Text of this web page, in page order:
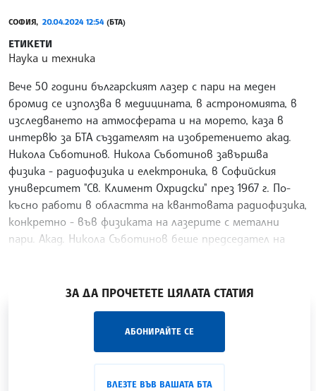
СОФИЯ, 20.04.2024 12:54 (БТА)
ЕТИКЕТИ
Наука и техника
Вече 50 години българският лазер с пари на меден
бромид се използва в медицината, в астрономията, в
изследването на атмосферата и на морето, каза в
интервю за БТА създателят на изобретението акад.
Никола Съботинов. Никола Съботинов завършва
физика - радиофизика и електроника, в Софийския
университет "Св. Климент Охридски" през 1967 г. По-
късно работи в областта на квантовата радиофизика,
конкретно - във физиката на лазерите с метални
пари. Акад. Никола Съботинов беше председател на
ЗА ДА ПРОЧЕТЕТЕ ЦЯЛАТА СТАТИЯ
АБОНИРАЙТЕ СЕ
ВЛЕЗТЕ ВЪВ ВАШАТА БТА
„Час ЛИК“ на БТА е мястото за срещи отблизо с